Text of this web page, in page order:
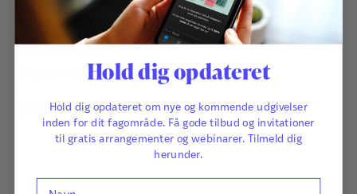
Martin Kreutzer
Antiskrøbelig
En personlig guide til et liv med mere overskud
279,00kr.
Hold dig opdateret
Hold dig opdateret om nye og kommende udgivelser
inden for dit fagområde. Få gode tilbud og invitationer
til gratis arrangementer og webinarer. Tilmeld dig
herunder.
Navn